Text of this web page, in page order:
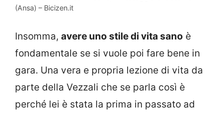
(Ansa) – Bicizen.it
Insomma, avere uno stile di vita sano è
fondamentale se si vuole poi fare bene in
gara. Una vera e propria lezione di vita da
parte della Vezzali che se parla così è
perché lei è stata la prima in passato ad